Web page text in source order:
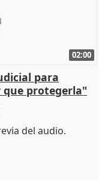
02:00
para
protegerla"